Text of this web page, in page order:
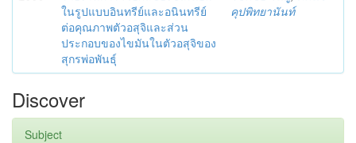
ในรูปแบบอินทรีย์และอนินทรีย์
ต่อคุณภาพตัวอสุจิและส่วน
ประกอบของไขมันในตัวอสุจิของ
สุกรพ่อพันธุ์
คุปพิทยานันท์
Discover
Subject